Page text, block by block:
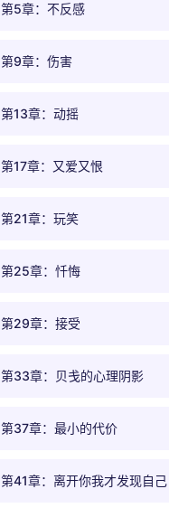
第5章：不反感
第9章：伤害
第13章：动摇
第17章：又爱又恨
第21章：玩笑
第25章：忏悔
第29章：接受
第33章：贝戋的心理阴影
第37章：最小的代价
第41章：离开你我才发现自己